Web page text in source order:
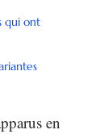
qui ont
en